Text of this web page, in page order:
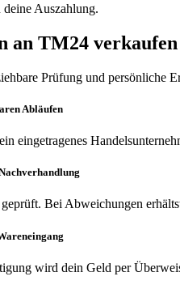
Auszahlung.
an TM24 verkaufen
Prüfung und persönliche
Abläufen
eingetragenes
Bei Abweichungen
wird dein Geld per